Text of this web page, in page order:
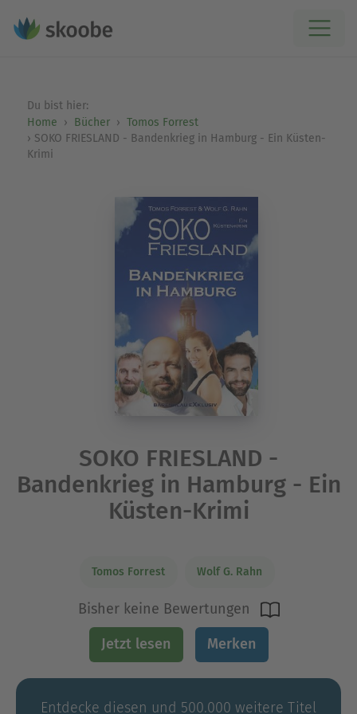
Du bist hier:
Home
Bücher
Tomos Forrest
SOKO FRIESLAND - Bandenkrieg in Hamburg - Ein Küsten-
Krimi
SOKO FRIESLAND -
Bandenkrieg in Hamburg - Ein
Küsten-Krimi
Tomos Forrest Wolf G. Rahn
Bisher keine Bewertungen
Jetzt lesen Merken
Entdecke diesen und 500.000 weitere Titel